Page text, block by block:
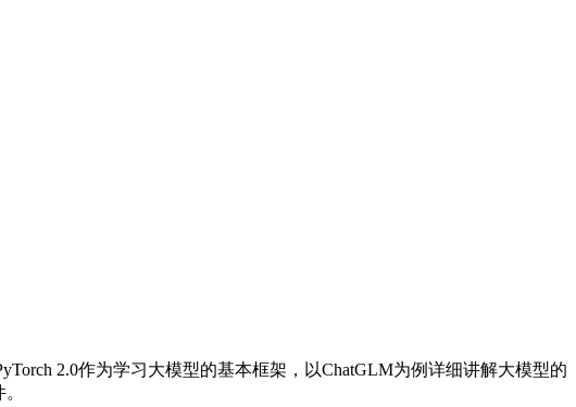
2.0作为学习大模型的基本框架，以ChatGLM为例详细讲解大模型的